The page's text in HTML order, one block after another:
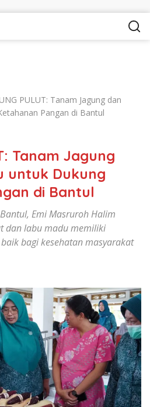
PULUT: Tanam Jagung dan
Pangan di Bantul
Tanam Jagung
untuk Dukung
di Bantul
Emi Masruroh Halim
dan labu madu memiliki
bagi kesehatan masyarakat